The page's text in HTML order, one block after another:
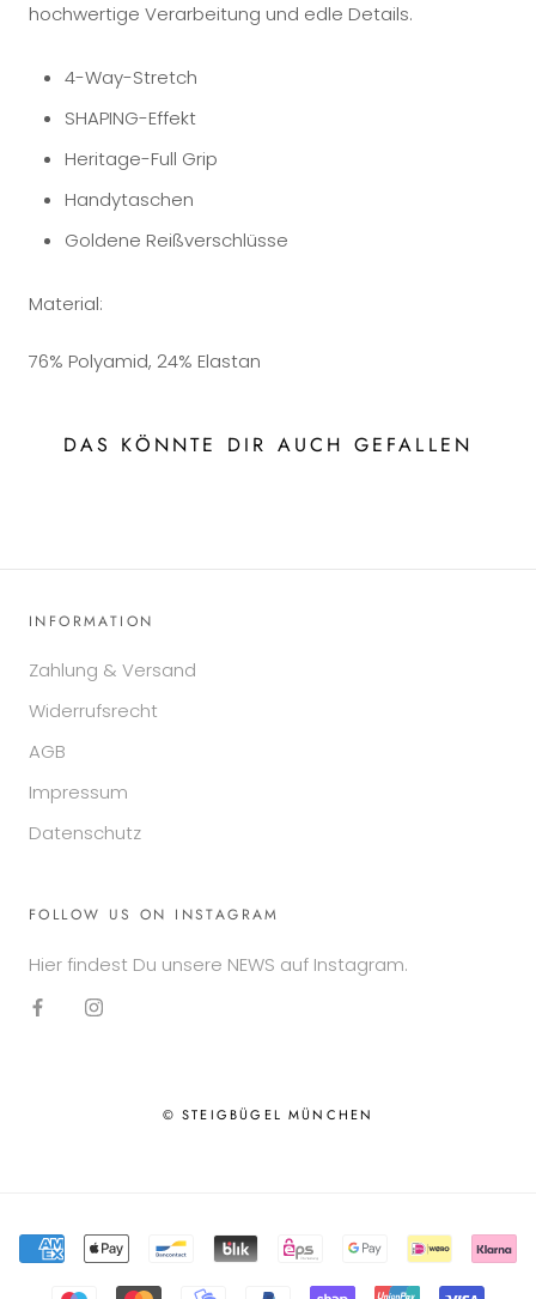
hochwertige Verarbeitung und edle Details.
4-Way-Stretch
SHAPING-Effekt
Heritage-Full Grip
Handytaschen
Goldene Reißverschlüsse
Material:
76% Polyamid, 24% Elastan
DAS KÖNNTE DIR AUCH GEFALLEN
INFORMATION
Zahlung & Versand
Widerrufsrecht
AGB
Impressum
Datenschutz
FOLLOW US ON INSTAGRAM
Hier findest Du unsere NEWS auf Instagram.
© STEIGBÜGEL MÜNCHEN